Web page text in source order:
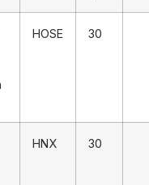
HOSE 30
HNX 30